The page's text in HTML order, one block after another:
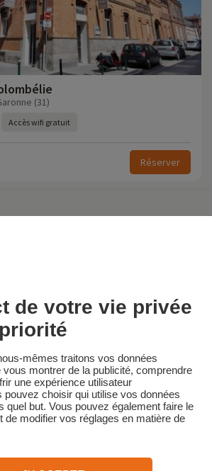
(31)
Accès wifi gratuit
Réserver
et Charte de Confidentialité
Partenaires FAQ Blog Plan du site
Réalisé par Sooyoos
de votre vie privée
mêmes traitons vos données
vous montrer de la publicité, comprendre
une expérience utilisateur
pouvez choisir qui utilise vos données
quel but. Vous pouvez également faire le
de modifier vos réglages en matière de